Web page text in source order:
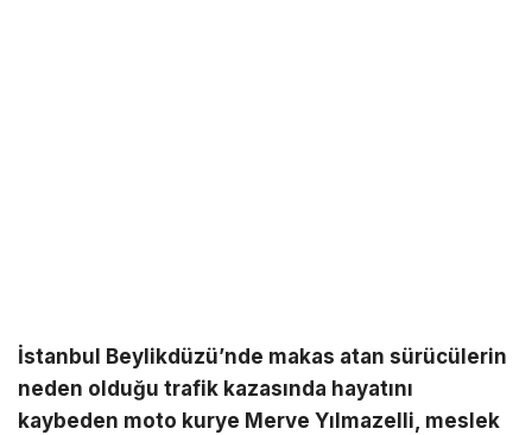
İstanbul Beylikdüzü’nde makas atan sürücülerin
neden olduğu trafik kazasında hayatını
kaybeden moto kurye Merve Yılmazelli, meslek